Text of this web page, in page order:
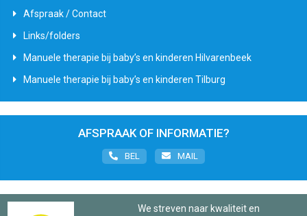
Afspraak / Contact
Links/folders
Manuele therapie bij baby’s en kinderen Hilvarenbeek
Manuele therapie bij baby’s en kinderen Tilburg
AFSPRAAK OF INFORMATIE?
BEL MAIL
We streven naar kwaliteit en